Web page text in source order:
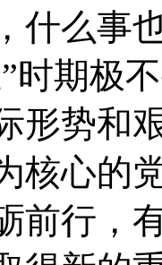
什么事
时期极
形势和
核心的
前行，